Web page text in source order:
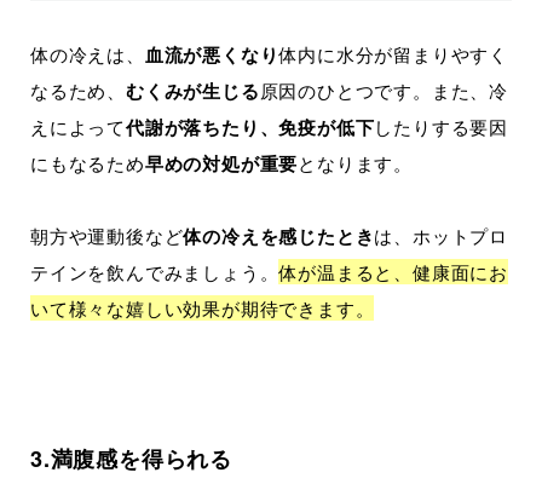
体の冷えは、 血流が悪くなり体内に水分が留まりやすく
なるため、 むくみが生じる原因のひとつです。また、冷
えによって代謝が落ちたり、免疫が低下したりする要因
にもなるため早めの対処が重要となります。
朝方や運動後など体の冷えを感じたときは、ホットプロ
テインを飲んでみましょう。体が温まると、健康面にお
いて様々な嬉しい効果が期待できます。
3.満腹感を得られる